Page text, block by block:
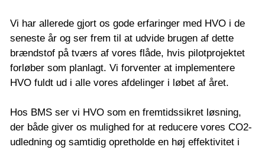
Vi har allerede gjort os gode erfaringer med HVO i de
seneste år og ser frem til at udvide brugen af dette
brændstof på tværs af vores flåde, hvis pilotprojektet
forløber som planlagt. Vi forventer at implementere
HVO fuldt ud i alle vores afdelinger i løbet af året.
Hos BMS ser vi HVO som en fremtidssikret løsning,
der både giver os mulighed for at reducere vores CO2-
udledning og samtidig opretholde en høj effektivitet i